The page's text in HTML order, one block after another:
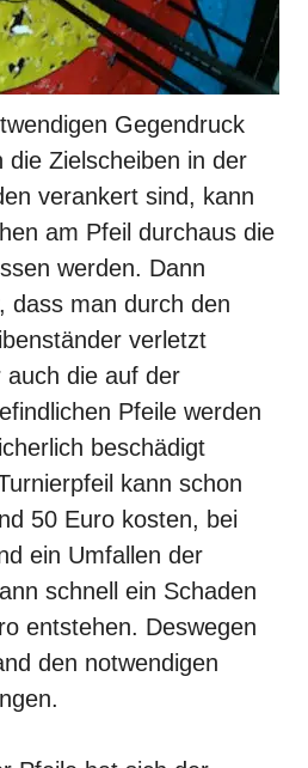
Gegendruck
die Zielscheiben in der
verankert sind, kann
am Pfeil durchaus die
werden. Dann
dass man durch den
verletzt
auch die auf der
Pfeile werden
beschädigt
kann schon
50 Euro kosten, bei
ein Umfallen der
schnell ein Schaden
entstehen. Deswegen
den notwendigen